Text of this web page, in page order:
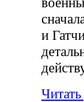
и